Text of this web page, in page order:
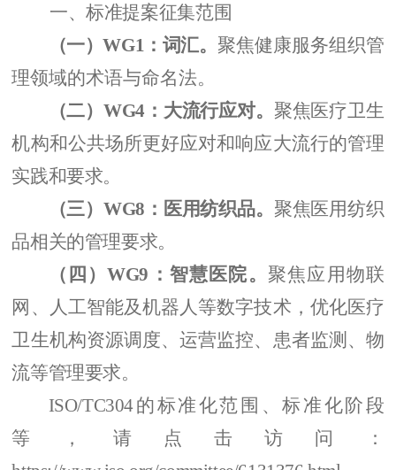
一、标准提案征集范围
（一）WG1 ：词汇。 聚焦健康服务组织管
理领域的术语与命名法。
（二） WG4 ：大流行应对。 聚焦医疗卫生
机构和公共场所更好应对和响应大流行的管理
实践和要求。
（三） WG8 ：医用纺织品。 聚焦医用纺织
品相关的管理要求。
（四）WG9 ：智慧医院。 聚焦应用物联
网、人工智能及机器人等数字技术，优化医疗
卫生机构资源调度、运营监控、患者监测、物
流等管理要求。
ISO/TC304的标准化范围、标准化阶段
等
， 请点击访问
：